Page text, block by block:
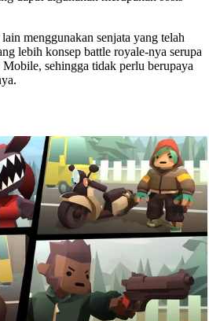
menggunakan senjata yang telah
lebih konsep battle royale-nya serupa
sehingga tidak perlu berupaya